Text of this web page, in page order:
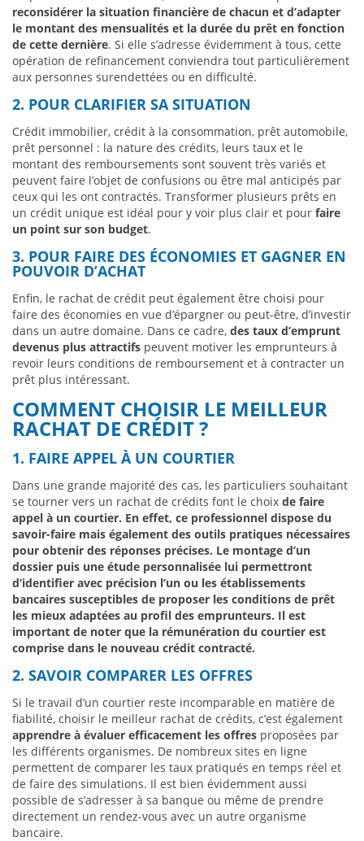
reconsidérer la situation financière de chacun et d’adapter
le montant des mensualités et la durée du prêt en fonction
de cette dernière. Si elle s’adresse évidemment à tous, cette
opération de refinancement conviendra tout particulièrement
aux personnes surendettées ou en difficulté.
2. POUR CLARIFIER SA SITUATION
Crédit immobilier, crédit à la consommation, prêt automobile,
prêt personnel : la nature des crédits, leurs taux et le
montant des remboursements sont souvent très variés et
peuvent faire l’objet de confusions ou être mal anticipés par
ceux qui les ont contractés. Transformer plusieurs prêts en
un crédit unique est idéal pour y voir plus clair et pour faire
un point sur son budget.
3. POUR FAIRE DES ÉCONOMIES ET GAGNER EN
POUVOIR D’ACHAT
Enfin, le rachat de crédit peut également être choisi pour
faire des économies en vue d’épargner ou peut-être, d’investir
dans un autre domaine. Dans ce cadre, des taux d’emprunt
devenus plus attractifs peuvent motiver les emprunteurs à
revoir leurs conditions de remboursement et à contracter un
prêt plus intéressant.
COMMENT CHOISIR LE MEILLEUR
RACHAT DE CRÉDIT ?
1. FAIRE APPEL À UN COURTIER
Dans une grande majorité des cas, les particuliers souhaitant
se tourner vers un rachat de crédits font le choix de faire
appel à un courtier. En effet, ce professionnel dispose du
savoir-faire mais également des outils pratiques nécessaires
pour obtenir des réponses précises. Le montage d’un
dossier puis une étude personnalisée lui permettront
d’identifier avec précision l’un ou les établissements
bancaires susceptibles de proposer les conditions de prêt
les mieux adaptées au profil des emprunteurs. Il est
important de noter que la rémunération du courtier est
comprise dans le nouveau crédit contracté.
2. SAVOIR COMPARER LES OFFRES
Si le travail d’un courtier reste incomparable en matière de
fiabilité, choisir le meilleur rachat de crédits, c’est également
apprendre à évaluer efficacement les offres proposées par
les différents organismes. De nombreux sites en ligne
permettent de comparer les taux pratiqués en temps réel et
de faire des simulations. Il est bien évidemment aussi
possible de s’adresser à sa banque ou même de prendre
directement un rendez-vous avec un autre organisme
bancaire.